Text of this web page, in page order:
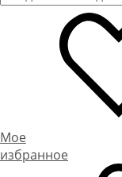
Мое
избранное